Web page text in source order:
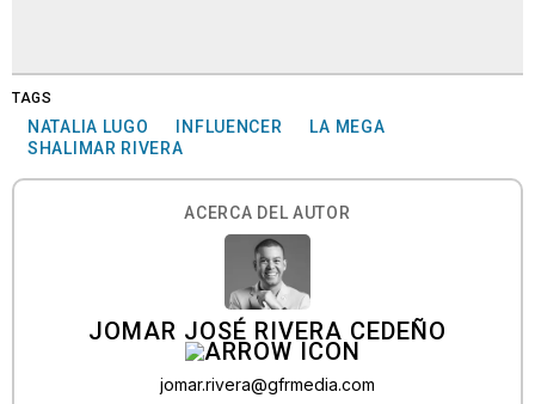
TAGS
NATALIA LUGO INFLUENCER
LA MEGA
SHALIMAR RIVERA
ACERCA DEL AUTOR
JOMAR JOSÉ RIVERA CEDEÑO
jomar.rivera@gfrmedia.com